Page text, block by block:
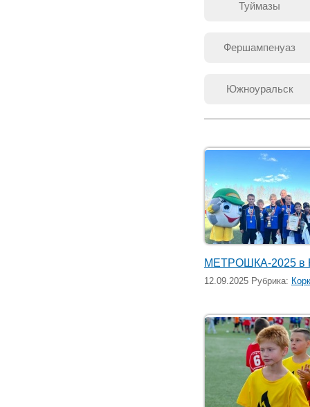
Туймазы
Фершампенуаз
Южноуральск
МЕТРОШКА-2025 в
12.09.2025 Рубрика: